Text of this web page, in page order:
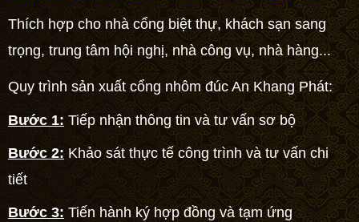
Thích hợp cho nhà cổng biệt thự, khách sạn sang
trọng, trung tâm hội nghị, nhà công vụ, nhà hàng...
Quy trình sản xuất cổng nhôm đúc An Khang Phát:
Bước 1: Tiếp nhận thông tin và tư vấn sơ bộ
Bước 2: Khảo sát thực tế công trình và tư vấn chi
tiết
Bước 3: Tiến hành ký hợp đồng và tạm ứng